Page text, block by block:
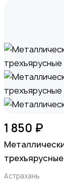
1 850 ₽
Астрахань